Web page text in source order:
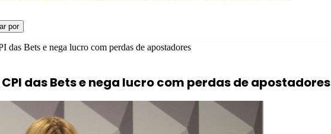
por
das Bets e nega lucro com perdas de apostadores
das Bets e nega lucro com perdas de apostadores